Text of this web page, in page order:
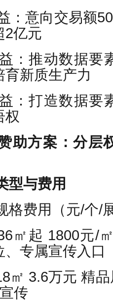
：意向交易额
2亿元
：推动数据要
新质生产力
：打造数据要
权
助方案：分层
型与费用
格费用（元/个/
㎡起 1800元/
专属宣传入口
㎡ 3.6万元 精
传